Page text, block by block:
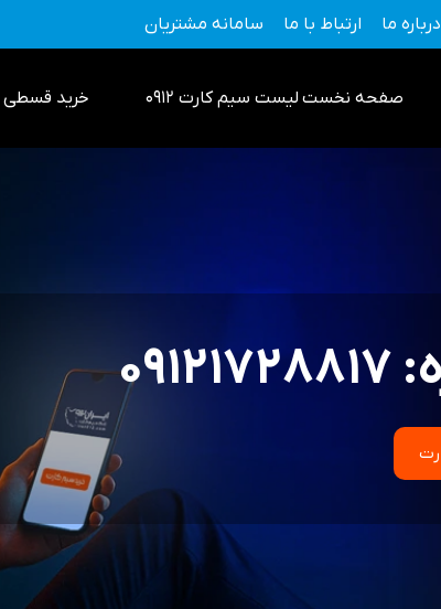
درباره ما ارتباط با ما سامانه مشتریان
صفحه نخست لیست سیم کارت 0912 خرید قسطی